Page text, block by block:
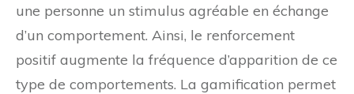
une personne un stimulus agréable en échange
d’un comportement. Ainsi, le renforcement
positif augmente la fréquence d’apparition de ce
type de comportements. La gamification permet